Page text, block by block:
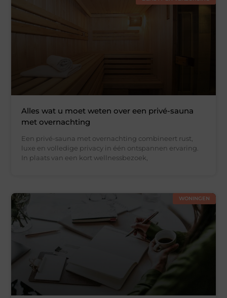
Alles wat u moet weten over een privé-sauna
met overnachting
Een privé-sauna met overnachting combineert rust,
luxe en volledige privacy in één ontspannen ervaring.
In plaats van een kort wellnessbezoek,
WONINGEN